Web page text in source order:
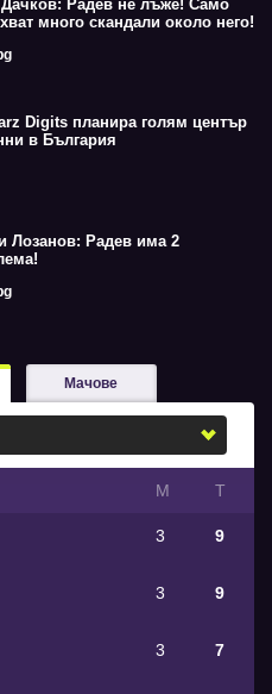
Радев не лъже! Само
много скандали около него!
Digits планира голям център
в България
Лозанов: Радев има 2
Мачове
М Т
3 9
3 9
3 7